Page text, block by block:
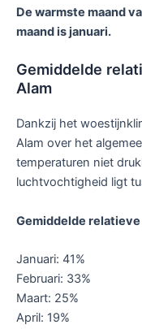
De warmste maand
maand is januari.
Gemiddelde
Alam
Dankzij het
Alam over het
temperaturen niet
luchtvochtigheid ligt
Gemiddelde
Januari: 41%
Februari: 33%
Maart: 25%
April: 19%